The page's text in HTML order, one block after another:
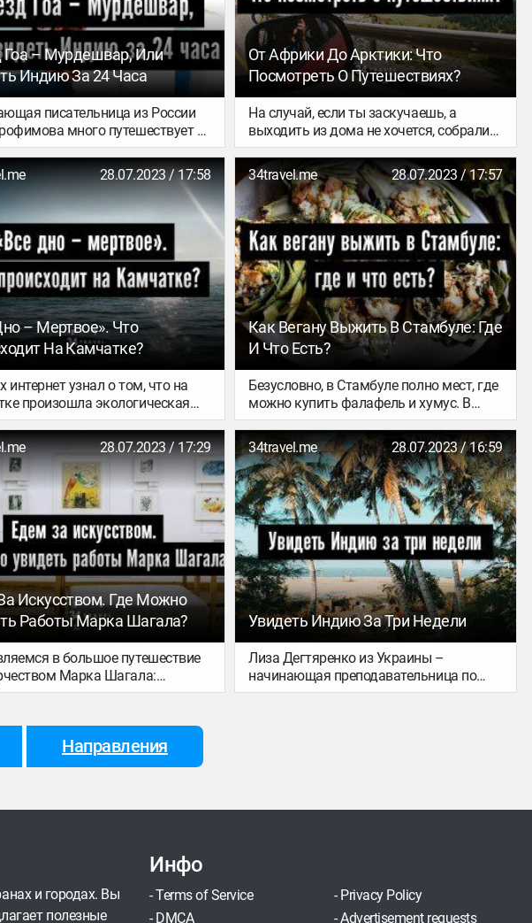
Гоа – Мурдешвар, Или
Индию За 24 Часа
писательница из России
много путешествует и
при этом не самые
маршруты. К примеру, не
девушка была в Индии, где
совершить поездку своей
и за сутки на поездах,
и тук-туках проехала по
500 километров. О том, как все
– в рассказе Анны.
От Африки До Арктики: Что
Посмотреть О Путешествиях?
На случай, если ты заскучаешь, а
выходить из дома не хочется, собрали
для тебя шесть ссылок о дальних
уголках планеты – от Арктики до
Африки, от Ямала до Мадагаскара.
Лекции Ted, тревел-документалки,
видеопутеводители и образовательные
курсы – тут полно материалов, чтобы
устроить себе спокойный и
познавательный кинодень.
28.07.2023 / 17:58
– Мертвое». Что
На Камчатке?
интернет узнал о том, что на
произошла экологическая
Халактырский пляж, место
серферов со всего мира,
усыпан мертвыми
а местные жители
на ожоги глаз от воды. Мы
несколько ссылок, которые
разобраться в том, что
А еще вспомнили свои
материалы о прекрасной
которые выходили на
34travel.me 28.07.2023 / 17:57
Как Вегану Выжить В Стамбуле: Где
И Что Есть?
Безусловно, в Стамбуле полно мест, где
можно купить фалафель и хумус. В
супермаркетах можно найти сыр из
кешью, тофу, чиа и прочие киноа. Но
раз уж ты в Стамбуле, стоит
попробовать что-то, что скажет тебе о
городе и традициях больше, чем
путеводитель.
28.07.2023 / 17:29
Искусством. Где Можно
Работы Марка Шагала?
в большое путешествие
Марка Шагала:
куда ехать, чтобы
работ. А для создания
атмосферы включай в
наш подкаст о художнике.
34travel.me 28.07.2023 / 16:59
Увидеть Индию За Три Недели
Лиза Дегтяренко из Украины –
начинающая преподавательница по
йоге и активная путешественница:
Направления
и городах. Вы
полезные
Инфо
-Terms of Service - Privacy Policy
- DMCA -Advertisement requests